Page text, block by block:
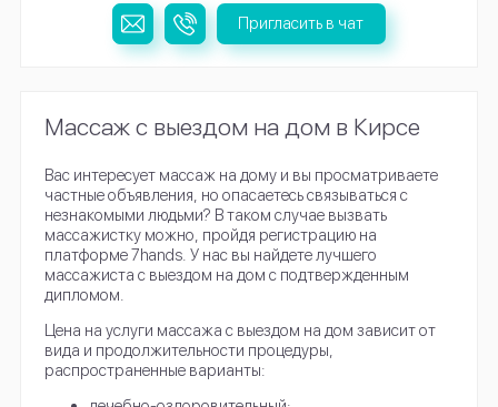
Пригласить в чат
Массаж с выездом на дом в Кирсе
Вас интересует массаж на дому и вы просматриваете
частные объявления, но опасаетесь связываться с
незнакомыми людьми? В таком случае вызвать
массажистку можно, пройдя регистрацию на
платформе 7hands. У нас вы найдете лучшего
массажиста с выездом на дом с подтвержденным
дипломом.
Цена на услуги массажа с выездом на дом зависит от
вида и продолжительности процедуры,
распространенные варианты: